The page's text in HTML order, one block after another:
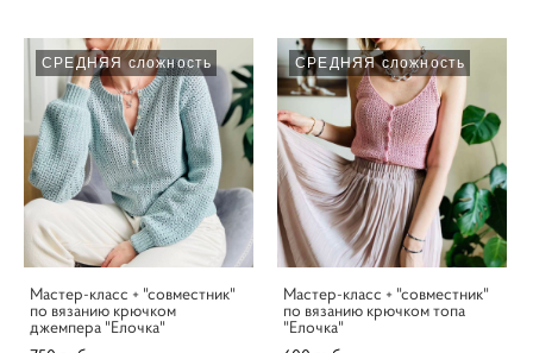
СРЕДНЯЯ сложность
Мастер-класс + "совместник"
по вязанию крючком
джемпера "Елочка"
СРЕДНЯЯ сложность
Мастер-класс + "совместник"
по вязанию крючком топа
"Елочка"